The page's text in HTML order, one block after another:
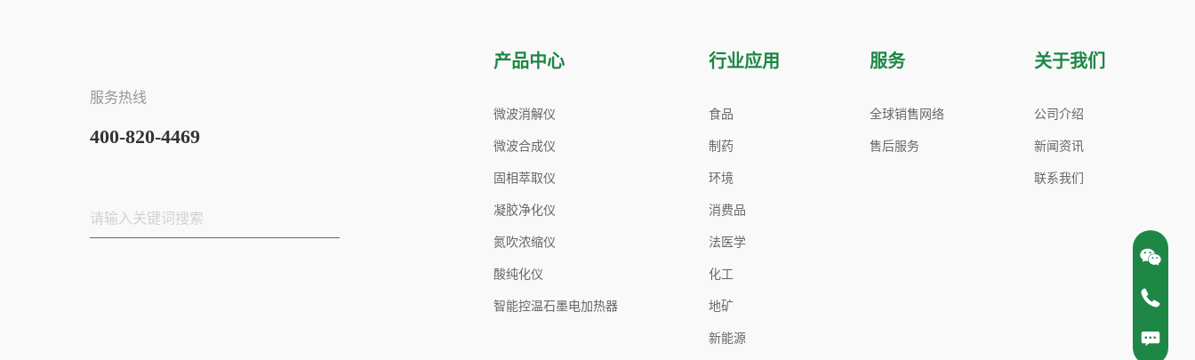
服务热线
400-820-4469
产品中心
微波消解仪
微波合成仪
固相萃取仪
凝胶净化仪
氮吹浓缩仪
酸纯化仪
智能控温石墨电加热器
行业应用
食品
制药
环境
消费品
法医学
化工
地矿
新能源
服务
全球销售网络
售后服务
关于我们
公司介绍
新闻资讯
联系我们